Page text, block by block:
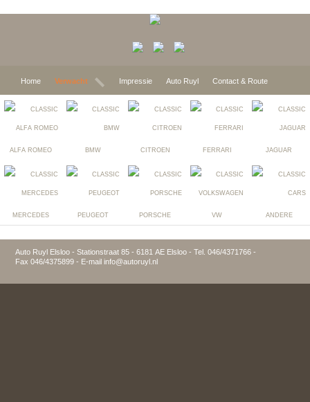
Home Verwacht Impressie Auto Ruyl Contact & Route
ALFA ROMEO BMW CITROEN FERRARI JAGUAR
MERCEDES PEUGEOT PORSCHE VW ANDERE
Auto Ruyl Elsloo - Stationstraat 85 - 6181 AE Elsloo - Tel. 046/4371766 -
Fax 046/4375899 - E-mail info@autoruyl.nl